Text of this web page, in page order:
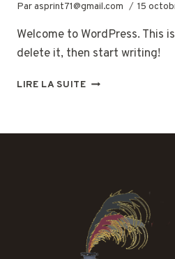
Parasprint71@gmail.com 15
Welcome to WordPress. This
delete it, then start writing!
LIRE LA SUITEHELLO